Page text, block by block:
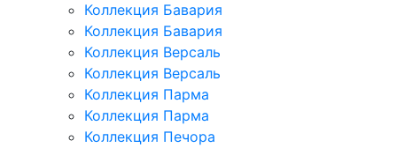
Коллекция Бавария
Коллекция Бавария
Коллекция Версаль
Коллекция Версаль
Коллекция Парма
Коллекция Парма
Коллекция Печора